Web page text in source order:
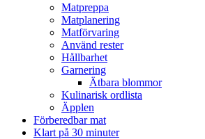
Matpreppa
Matplanering
Matförvaring
Använd rester
Hållbarhet
Garnering
Ätbara blommor
Kulinarisk ordlista
Äpplen
Förberedbar mat
Klart på 30 minuter